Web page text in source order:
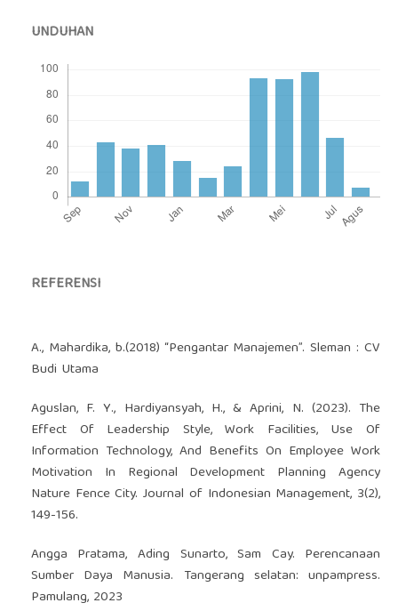
UNDUHAN
REFERENSI
A., Mahardika, b.(2018) “Pengantar Manajemen”. Sleman : CV
Budi Utama
Aguslan, F. Y., Hardiyansyah, H., & Aprini, N. (2023). The
Effect Of Leadership Style, Work Facilities, Use Of
Information Technology, And Benefits On Employee Work
Motivation In Regional Development Planning Agency
Nature Fence City. Journal of Indonesian Management, 3(2),
149-156.
Angga Pratama, Ading Sunarto, Sam Cay. Perencanaan
Sumber Daya Manusia. Tangerang selatan: unpampress.
Pamulang, 2023